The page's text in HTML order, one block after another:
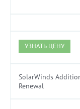
УЗНАТЬ ЦЕНУ
SolarWinds
Renewal